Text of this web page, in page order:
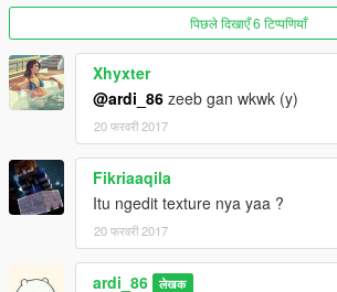
पिछले दिखाएँ 6 टिप्पणियाँ
Xhyxter
@ardi_86 zeeb gan wkwk (y)
20 फरवरी 2017
Fikriaaqila
Itu ngedit texture nya yaa ?
20 फरवरी 2017
ardi_86 लेखक